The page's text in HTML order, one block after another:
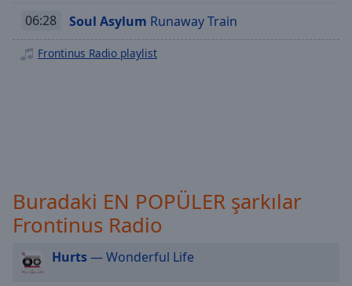
descriptions
selected
dialog
subtitles
off
selected
06:28 Soul Asylum Runaway Train
Frontinus Radio playlist
Buradaki EN POPÜLER şarkılar
Frontinus Radio
Hurts— Wonderful Life